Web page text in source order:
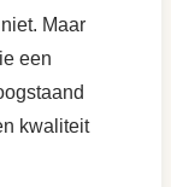
Maar
een
kwaliteit